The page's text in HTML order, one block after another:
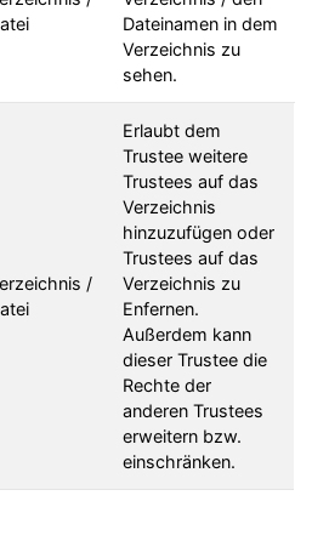
Dateinamen in dem
Verzeichnis zu
sehen.
/
Erlaubt dem
Trustee weitere
Trustees auf das
Verzeichnis
hinzuzufügen oder
Trustees auf das
Verzeichnis zu
Enfernen.
Außerdem kann
dieser Trustee die
Rechte der
anderen Trustees
erweitern bzw.
einschränken.